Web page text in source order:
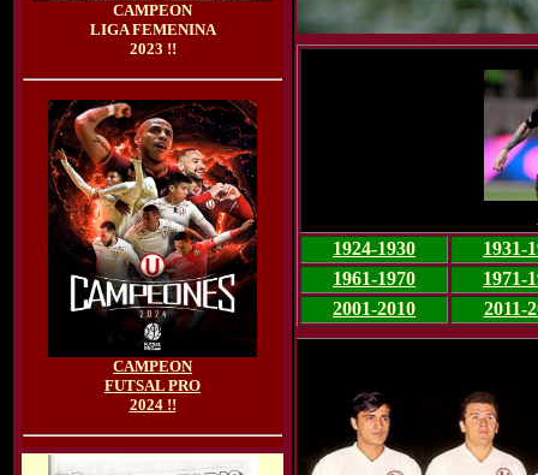
CAMPEON
LIGA FEMENINA
2023 !!
CAMPEON
FUTSAL PRO
2024 !!
1924-1930
1931-
1961-1970
1971-
2001-2010
2011-